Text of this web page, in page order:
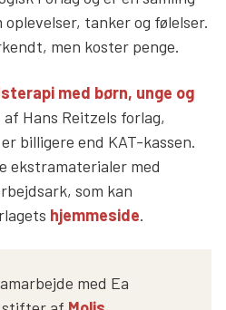
tanker og følelser.
men koster penge.
med børn, unge og
Hans Reitzels forlag,
billigere end KAT-kassen.
ekstramaterialer med
som kan
hjemmeside.
med Ea